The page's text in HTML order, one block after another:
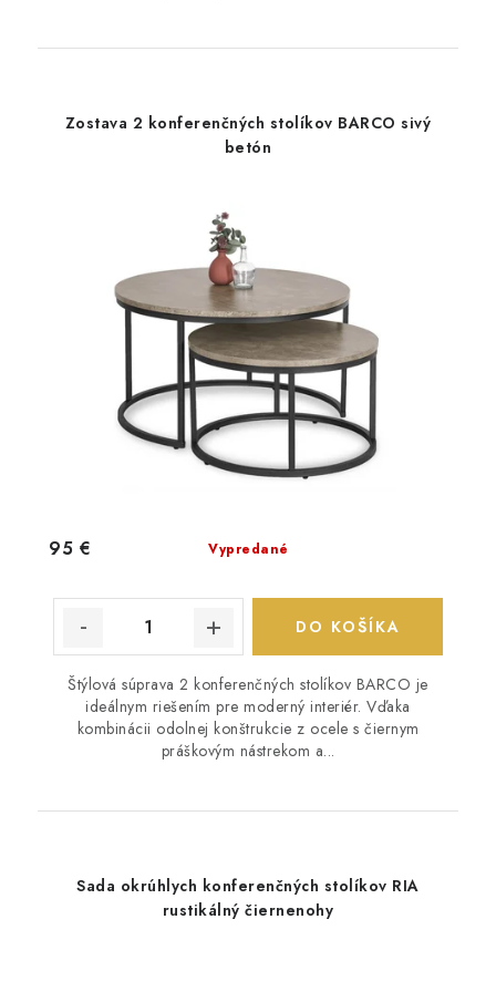
Zostava 2 konferenčných stolíkov BARCO sivý
betón
Vypredané
95 €
DO KOŠÍKA
Štýlová súprava 2 konferenčných stolíkov BARCO je
ideálnym riešením pre moderný interiér. Vďaka
kombinácii odolnej konštrukcie z ocele s čiernym
práškovým nástrekom a...
Sada okrúhlych konferenčných stolíkov RIA
rustikálný čiernenohy